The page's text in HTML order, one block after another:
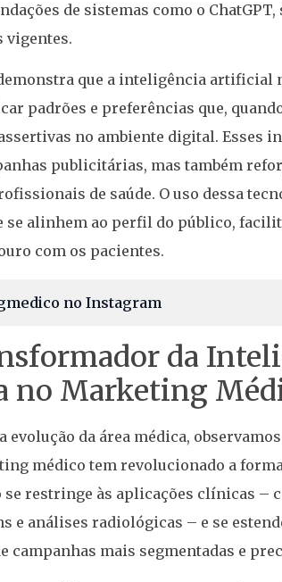
de sistemas como o
vigentes.
que a inteligência artificial
padrões e preferências que,
no ambiente digital. Esses
publicitárias, mas também
de saúde. O uso dessa
se alinhem ao perfil do público,
com os pacientes.
no Instagram
da
no Marketing
evolução da área médica,
médico tem revolucionado a
se restringe às aplicações clínicas –
e análises radiológicas – e se
campanhas mais segmentadas e